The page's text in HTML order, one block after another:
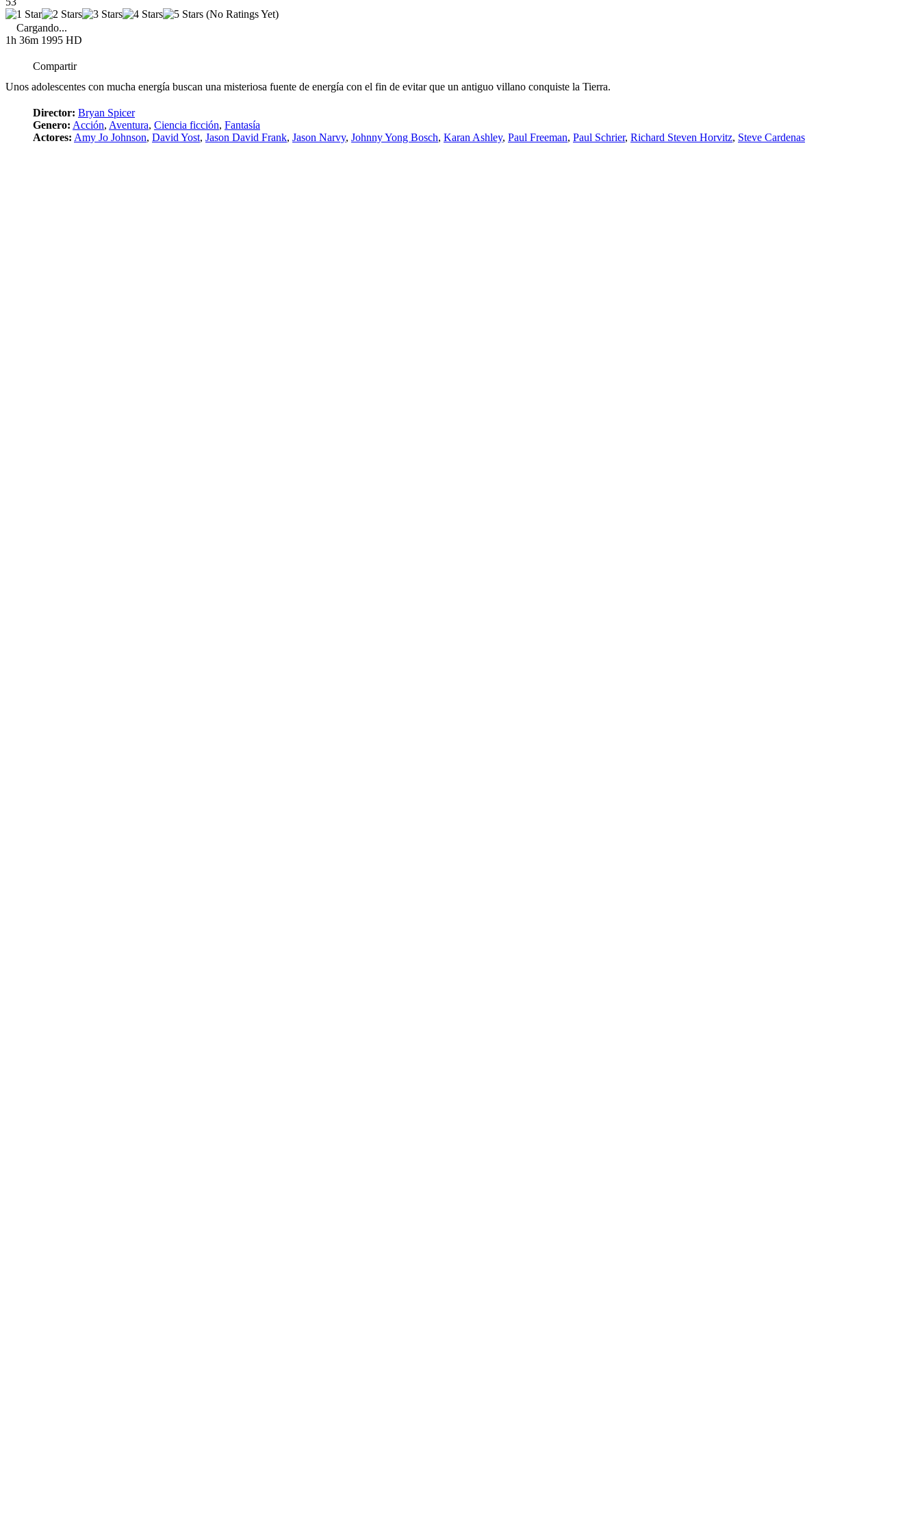
(No Ratings Yet)
Cargando...
1h 36m 1995 HD
Compartir
Unos adolescentes con mucha energía buscan una misteriosa fuente de energía con el fin de evitar que un antiguo villano conquiste la Tierra.
Director: Bryan Spicer
Genero: Acción, Aventura, Ciencia ficción, Fantasía
Actores: Amy Jo Johnson, David Yost, Jason David Frank, Jason Narvy, Johnny Yong Bosch, Karan Ashley, Paul Freeman, Paul Schrier, Richard Steven Horvitz, Steve Cardenas